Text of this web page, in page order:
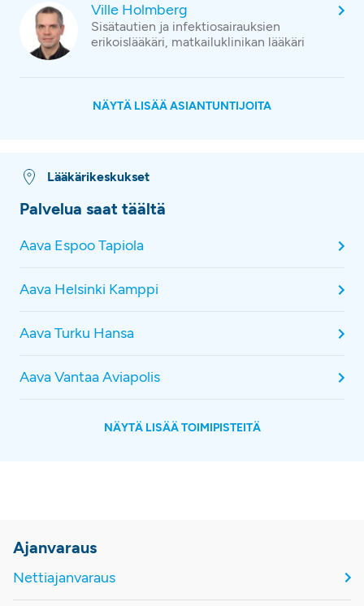
Ville Holmberg
Sisätautien ja infektiosairauksien
erikoislääkäri, matkailuklinikan lääkäri
NÄYTÄ LISÄÄ ASIANTUNTIJOITA
Lääkärikeskukset
Palvelua saat täältä
Aava Espoo Tapiola
Aava Helsinki Kamppi
Aava Turku Hansa
Aava Vantaa Aviapolis
NÄYTÄ LISÄÄ TOIMIPISTEITÄ
Ajanvaraus
Nettiajanvaraus